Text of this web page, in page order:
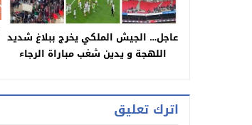
عاجل… الجيش الملكي يخرج ببلاغ شديد
اللهجة و يدين شغب مباراة الرجاء
اترك تعليق